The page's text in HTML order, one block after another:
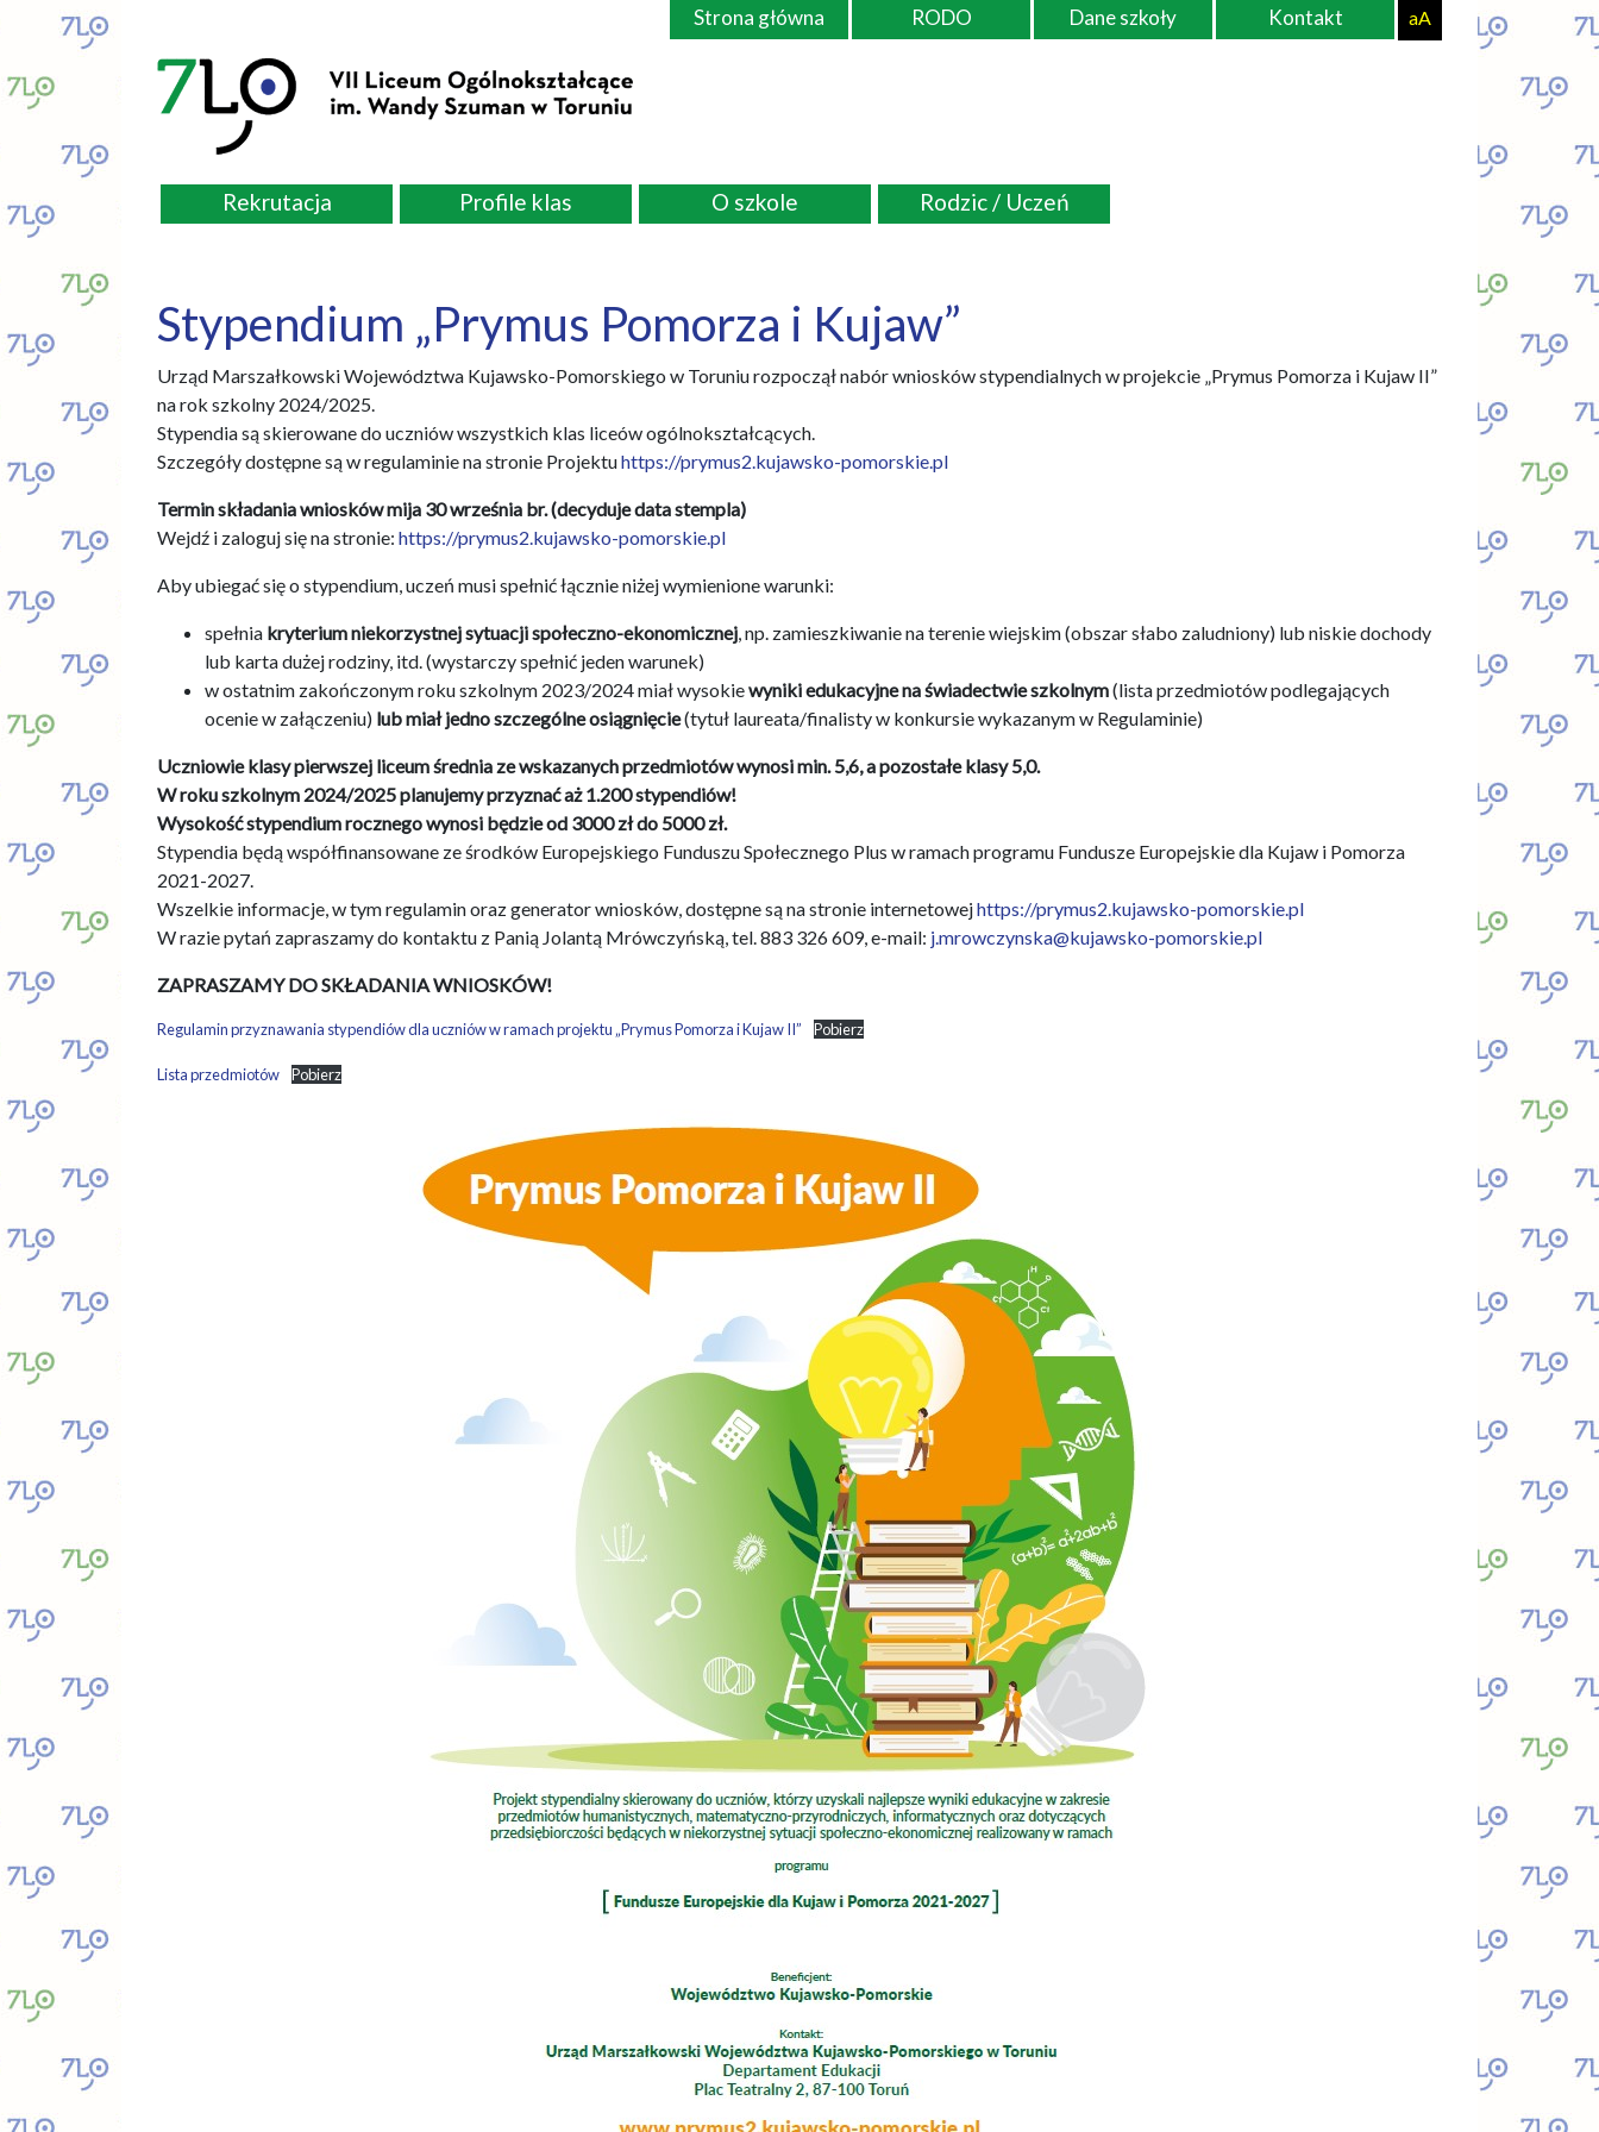
Strona główna RODO Dane szkoły Kontakt aA
Rekrutacja Profile klas O szkole Rodzic / Uczeń
Stypendium „Prymus Pomorza i Kujaw”
Urząd Marszałkowski Województwa Kujawsko-Pomorskiego w Toruniu rozpoczął nabór wniosków stypendialnych w projekcie „Prymus Pomorza i Kujaw II”
na rok szkolny 2024/2025.
Stypendia są skierowane do uczniów wszystkich klas liceów ogólnokształcących.
Szczegóły dostępne są w regulaminie na stronie Projektuhttps://prymus2.kujawsko-pomorskie.pl
Termin składania wniosków mija 30 września br. (decyduje data stempla)
Wejdź i zaloguj się na stronie: https://prymus2.kujawsko-pomorskie.pl
Aby ubiegać się o stypendium, uczeń musi spełnić łącznie niżej wymienione warunki:
spełnia kryterium niekorzystnej sytuacji społeczno-ekonomicznej, np. zamieszkiwanie na terenie wiejskim (obszar słabo zaludniony) lub niskie dochody
lub karta dużej rodziny, itd. (wystarczy spełnić jeden warunek)
w ostatnim zakończonym roku szkolnym 2023/2024 miał wysokiewyniki edukacyjne na świadectwie szkolnym(lista przedmiotów podlegających
ocenie w załączeniu) lub miał jedno szczególne osiągnięcie(tytuł laureata/finalisty w konkursie wykazanym w Regulaminie)
Uczniowie klasy pierwszej liceum średnia ze wskazanych przedmiotów wynosi min. 5,6, a pozostałe klasy 5,0.
W roku szkolnym 2024/2025 planujemy przyznać aż 1.200 stypendiów!
Wysokość stypendium rocznego wynosi będzie od 3000 zł do 5000 zł.
Stypendia będą współfinansowane ze środków Europejskiego Funduszu Społecznego Plus w ramach programu Fundusze Europejskie dla Kujaw i Pomorza
2021-2027.
Wszelkie informacje, w tym regulamin oraz generator wniosków, dostępne są na stronie internetowejhttps://prymus2.kujawsko-pomorskie.pl
W razie pytań zapraszamy do kontaktu z Panią Jolantą Mrówczyńską, tel. 883 326 609, e-mail: j.mrowczynska@kujawsko-pomorskie.pl
ZAPRASZAMY DO SKŁADANIA WNIOSKÓW!
Regulamin przyznawania stypendiów dla uczniów w ramach projektu „Prymus Pomorza i Kujaw II” Pobierz
Lista przedmiotów Pobierz